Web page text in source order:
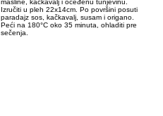
masline, kačkavalj i oceđenu tunjevinu.
Izručiti u pleh 22x14cm. Po površini posuti
paradajz sos, kačkavalj, susam i origano.
Peći na 180°C oko 35 minuta, ohladiti pre
sečenja.